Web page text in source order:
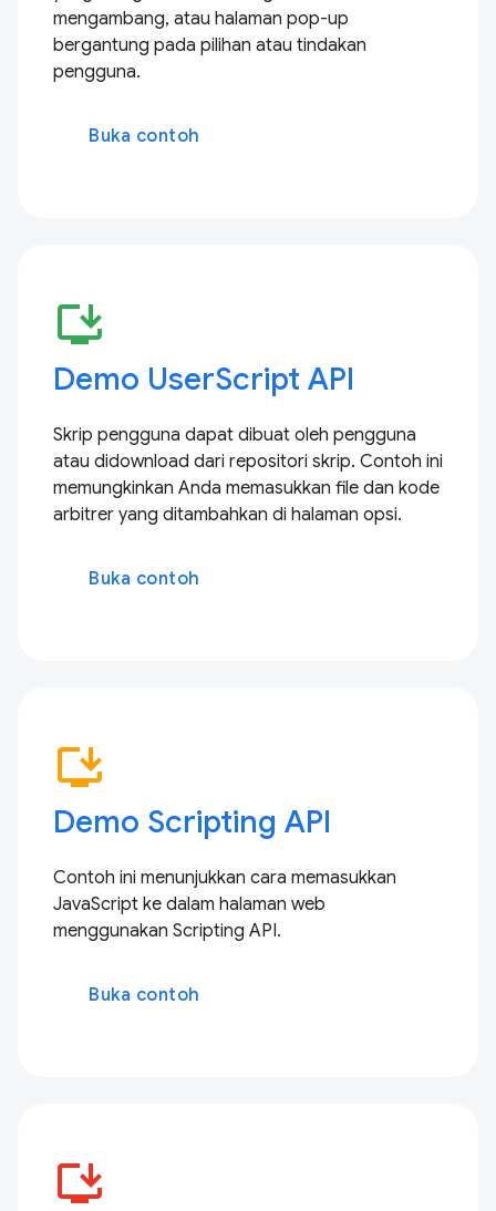
mengambang, atau halaman pop-up
bergantung pada pilihan atau tindakan
pengguna.
Buka contoh
install_desktop
Demo UserScript API
Skrip pengguna dapat dibuat oleh pengguna
atau didownload dari repositori skrip. Contoh ini
memungkinkan Anda memasukkan file dan kode
arbitrer yang ditambahkan di halaman opsi.
Buka contoh
install_desktop
Demo Scripting API
Contoh ini menunjukkan cara memasukkan
JavaScript ke dalam halaman web
menggunakan Scripting API.
Buka contoh
install_desktop